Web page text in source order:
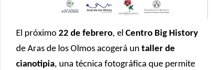
El próximo 22 de febrero, el Centro Big History
de Aras de los Olmos acogerá un taller de
cianotipia, una técnica fotográfica que permite